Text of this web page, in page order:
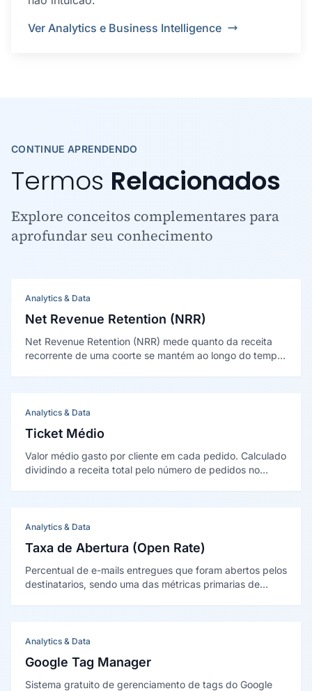
Ver Analytics e Business Intelligence
CONTINUE APRENDENDO
Termos Relacionados
Explore conceitos complementares para
aprofundar seu conhecimento
Analytics & Data
Net Revenue Retention (NRR)
Net Revenue Retention (NRR) mede quanto da receita
recorrente de uma coorte se mantém ao longo do tempo,
Analytics & Data
Ticket Médio
Valor médio gasto por cliente em cada pedido. Calculado
dividindo a receita total pelo número de pedidos no
Analytics & Data
Taxa de Abertura (Open Rate)
Percentual de e-mails entregues que foram abertos pelos
destinatarios, sendo uma das métricas primarias de
Analytics & Data
Google Tag Manager
Sistema gratuito de gerenciamento de tags do Google